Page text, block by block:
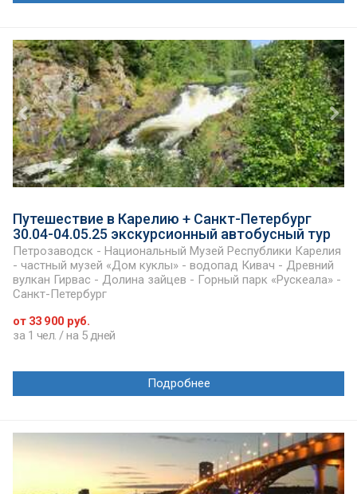
Путешествие в Карелию + Санкт-Петербург
30.04-04.05.25 экскурсионный автобусный тур
Петрозаводск - Национальный Музей Республики Карелия
- частный музей «Дом куклы» - водопад Кивач - Древний
вулкан Гирвас - Долина зайцев - Горный парк «Рускеала» -
Санкт-Петербург
от 33 900 руб.
за 1 чел. / на 5 дней
Подробнее